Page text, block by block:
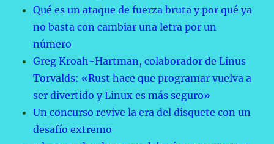
Qué es un ataque de fuerza bruta y por qué ya
no basta con cambiar una letra por un
número
Greg Kroah-Hartman, colaborador de Linus
Torvalds: «Rust hace que programar vuelva a
ser divertido y Linux es más seguro»
Un concurso revive la era del disquete con un
desafío extremo